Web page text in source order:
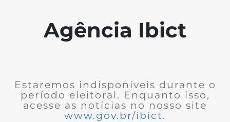
Agência Ibict
Estaremos indisponíveis durante o
período eleitoral. Enquanto isso,
acesse as notícias no nosso site
www.gov.br/ibict.